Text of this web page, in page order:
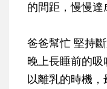
的間距，慢慢達
爸爸幫忙 堅持
晚上長睡前的
以離乳的時機